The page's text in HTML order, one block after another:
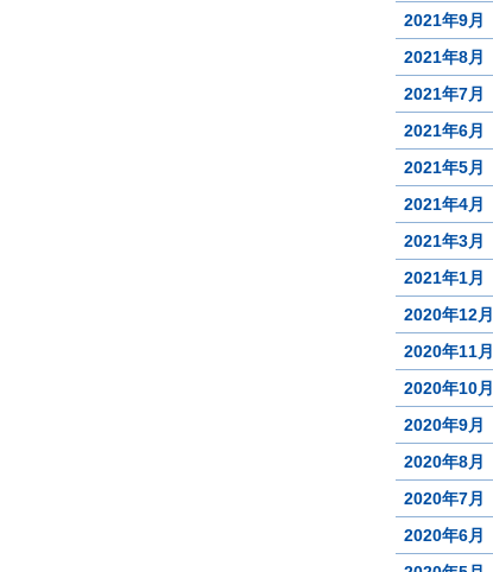
2021年9月
2021年8月
2021年7月
2021年6月
2021年5月
2021年4月
2021年3月
2021年1月
2020年12月
2020年11月
2020年10月
2020年9月
2020年8月
2020年7月
2020年6月